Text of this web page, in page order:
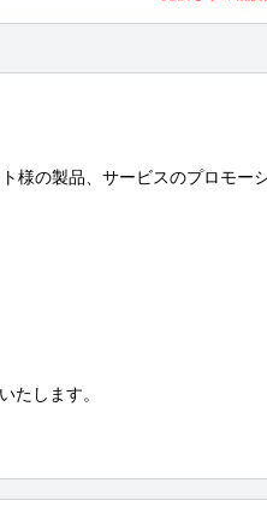
様の製品、サービスのプロモー
たします。